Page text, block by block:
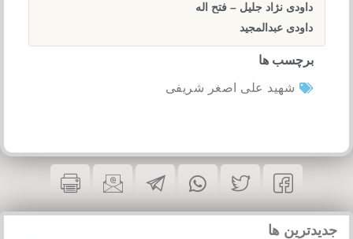
داودی نژاد جلیل – فتح اله
داودی عبدالمجید
برچسب ها
شهید علی اصغر شریفی
جدیدترین ها